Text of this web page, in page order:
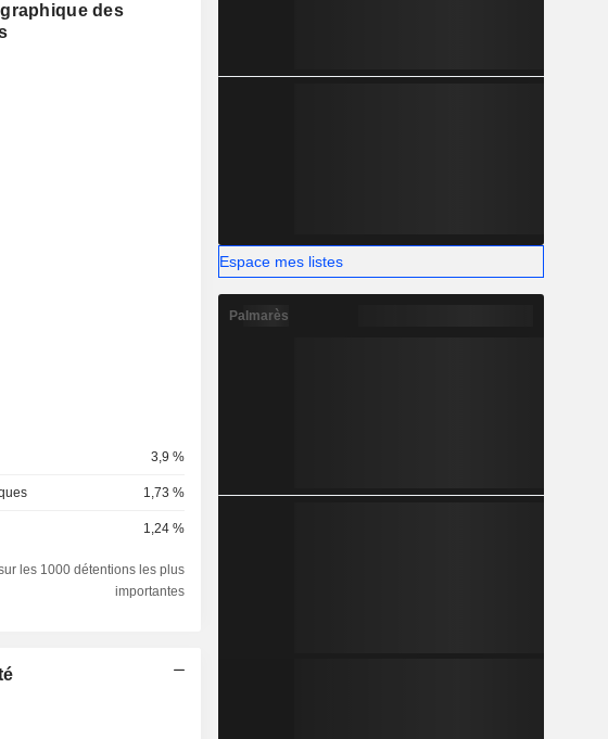
des
3,9 %
1,73 %
1,24 %
les 1000 détentions les plus
importantes
Espace mes listes
Palmarès